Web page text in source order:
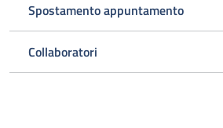
Spostamento appuntamento
Collaboratori